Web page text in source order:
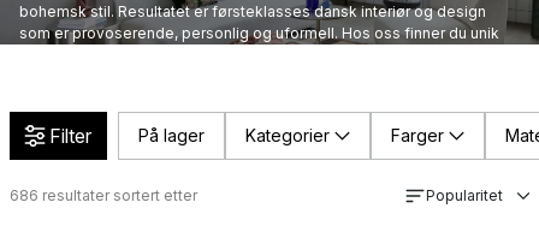
bohemsk stil. Resultatet er førsteklasses dansk interiør og design
som er provoserende, personlig og uformell. Hos oss finner du unik
Filter På lager Kategorier Farger
686 resultater sortert etter Popularitet